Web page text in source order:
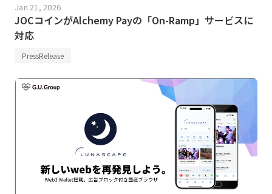
Jan 21, 2026
JOCコインがAlchemy Payの「On-Ramp」サービスに
対応
PressRelease